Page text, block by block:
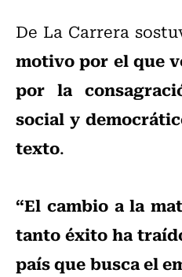
De La Carrera
motivo por el que
por la
social y
texto.
“El cambio a la
tanto éxito ha
país que busca el